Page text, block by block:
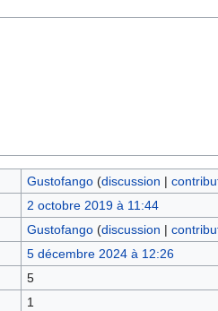
Gustofango (discussion |
2 octobre 2019 à 11:44
Gustofango (discussion |
5 décembre 2024 à 12:26
5
1